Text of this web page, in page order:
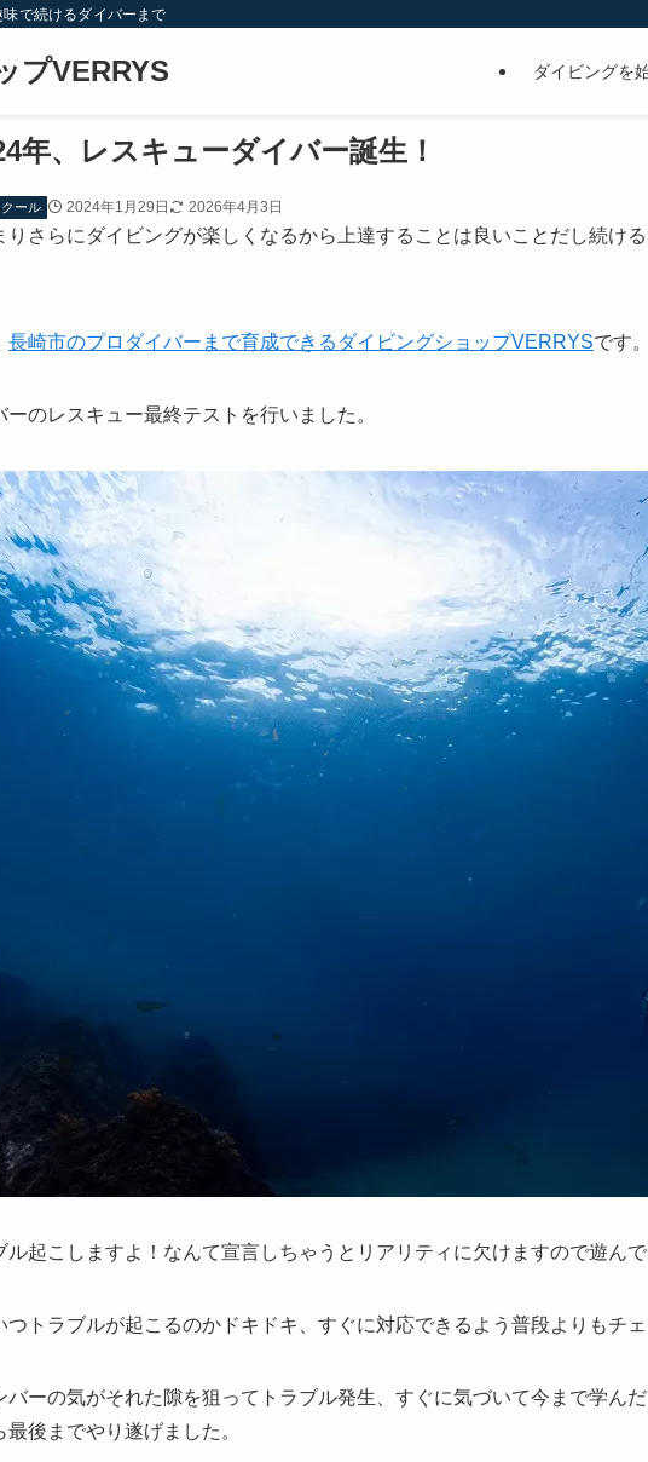
で続けるダイバーまで
プVERRYS ダイビングを
年、レスキューダイバー誕生！
ール 2024年1月29日 2026年4月3日
りさらにダイビングが楽しくなるから上達することは良いことだし続け
長崎市のプロダイバーまで育成できるダイビングショップVERRYSです。
ーのレスキュー最終テストを行いました。
ル起こしますよ！なんて宣言しちゃうとリアリティに欠けますので遊ん
つトラブルが起こるのかドキドキ、すぐに対応できるよう普段よりもチ
バーの気がそれた隙を狙ってトラブル発生、すぐに気づいて今まで学ん
後までやり遂げました。